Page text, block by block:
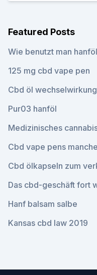
Featured Posts
Wie benutzt man hanföl
125 mg cbd vape pen
Cbd öl
Pur03 hanföl
Medizinisches
Cbd vape pens
Cbd ölkapseln zum
Das cbd-geschäft fort
Hanf balsam salbe
Kansas cbd law 2019